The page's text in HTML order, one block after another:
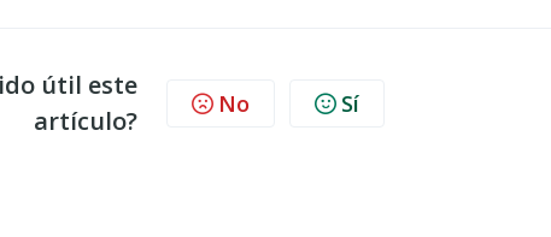
útil este
artículo?
No Sí